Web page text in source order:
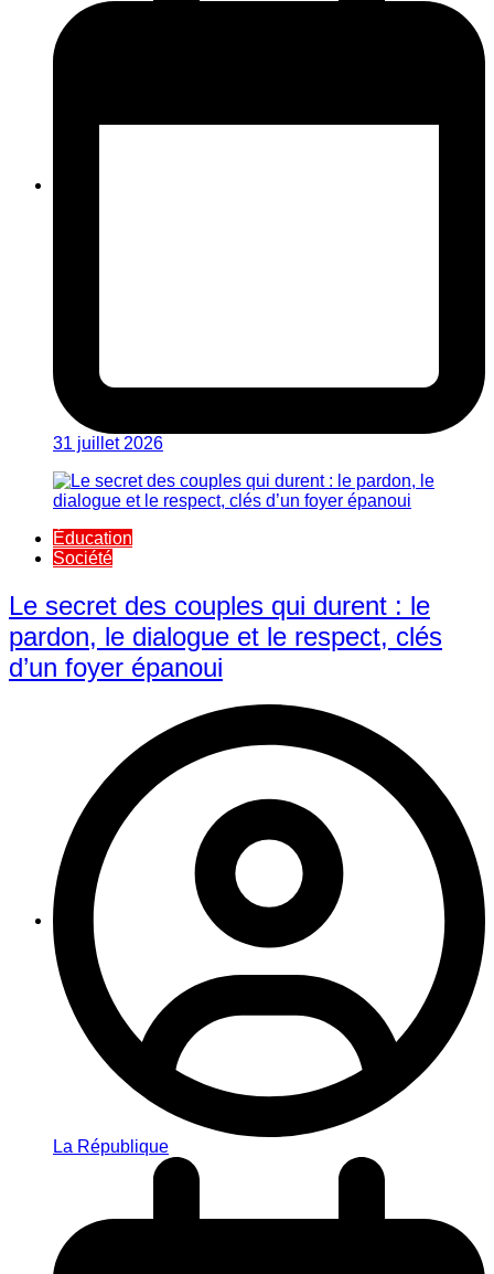
31 juillet 2026
Éducation
Société
Le secret des couples qui durent : le
pardon, le dialogue et le respect, clés
d’un foyer épanoui
La République